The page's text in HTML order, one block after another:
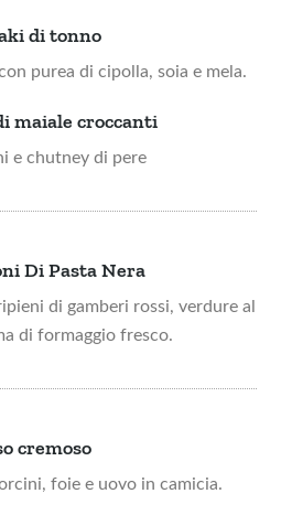
di tonno
purea di cipolla, soia e mela.​
maiale croccanti
e chutney di pere
Di Pasta Nera
di gamberi rossi, verdure al
di formaggio fresco.
cremoso
foie e uovo in camicia.